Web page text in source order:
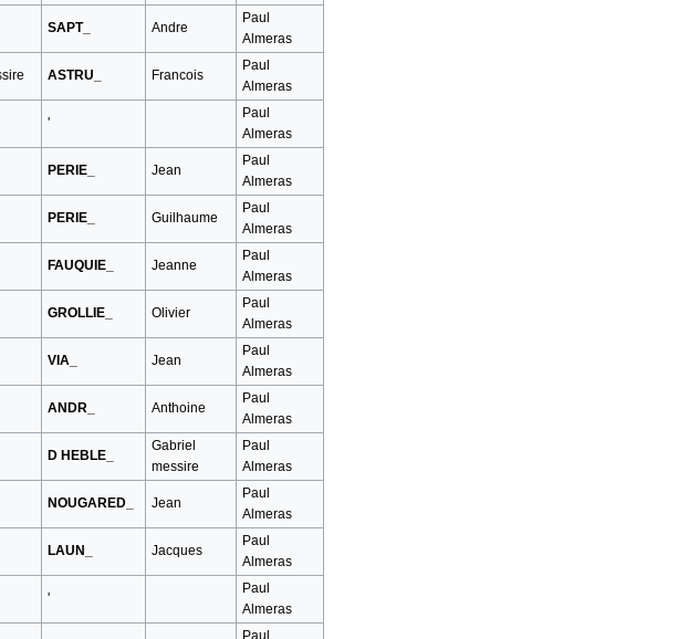
SAPT_ Andre
Paul
Almeras
ASTRU_ Francois
Paul
Almeras
'
Paul
Almeras
PERIE_ Jean
Paul
Almeras
PERIE_ Guilhaume
Paul
Almeras
FAUQUIE_ Jeanne
Paul
Almeras
GROLLIE_ Olivier
Paul
Almeras
VIA_ Jean
Paul
Almeras
ANDR_ Anthoine
Paul
Almeras
D HEBLE_
Gabriel
messire
Paul
Almeras
NOUGARED_ Jean
Paul
Almeras
LAUN_ Jacques
Paul
Almeras
'
Paul
Almeras
Paul